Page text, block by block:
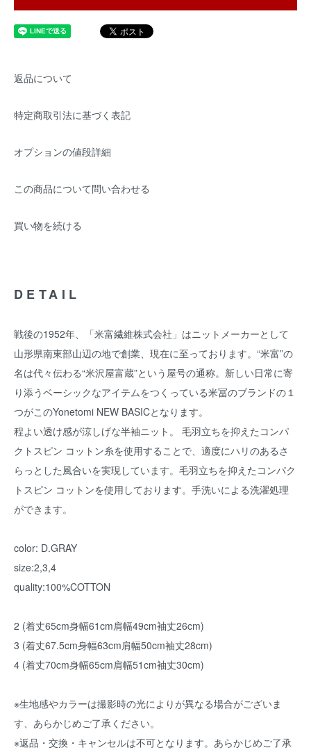
返品について
特定商取引法に基づく表記
オプションの値段詳細
この商品について問い合わせる
買い物を続ける
DETAIL
戦後の1952年、「米富繊維株式会社」はニットメーカーとして
山形県南東部山辺の地で創業、現在に至っております。“米富”の
名は代々伝わる“米沢屋富蔵”という屋号の通称。新しい日常に寄
り添うベーシックなアイテムをつくっている米冨のブランドの１
つがこのYonetomi NEW BASICとなります。
程よい透け感が涼しげな半袖ニット。 毛羽立ちを抑えたコンパ
クトスピン コットン糸を使用することで、適度にハリのあるさ
らっとした風合いを実現しています。毛羽立ちを抑えたコンパク
トスピン コットンを使用しております。手洗いによる洗濯処理
ができます。
color: D.GRAY
size:2,3,4
quality:100%COTTON
2 (着丈65cm身幅61cm肩幅49cm袖丈26cm)
3 (着丈67.5cm身幅63cm肩幅50cm袖丈28cm)
4 (着丈70cm身幅65cm肩幅51cm袖丈30cm)
※生地感やカラーは撮影時の光によりが異なる場合がございま
す、あらかじめご了承ください。
※返品・交換・キャンセルは不可となります。あらかじめご了承